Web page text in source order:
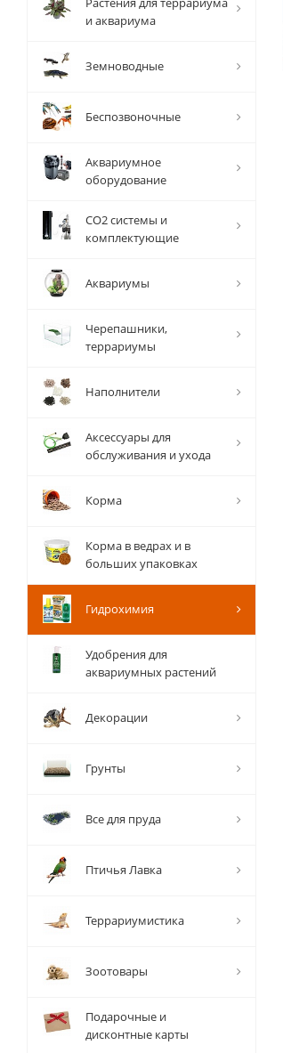
и аквариума
Земноводные
Беспозвоночные
Аквариумное
оборудование
СО2 системы и
комплектующие
Аквариумы
Черепашники,
террариумы
Наполнители
Аксессуары для
обслуживания и ухода
Корма
Корма в ведрах и в
больших упаковках
Гидрохимия
Удобрения для
аквариумных растений
Декорации
Грунты
Все для пруда
Птичья Лавка
Террариумистика
Зоотовары
Подарочные и
дисконтные карты